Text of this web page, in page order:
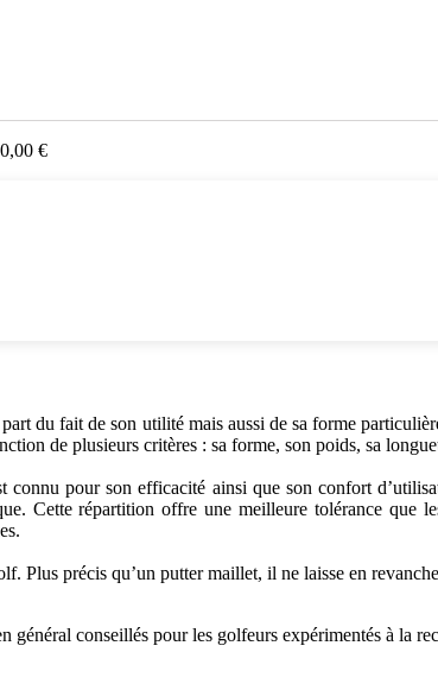
€
du fait de son utilité mais aussi de sa forme
de plusieurs critères : sa forme, son poids, sa
pour son efficacité ainsi que son confort
Cette répartition offre une meilleure tolérance que
Plus précis qu’un putter maillet, il ne laisse en
conseillés pour les golfeurs expérimentés à la